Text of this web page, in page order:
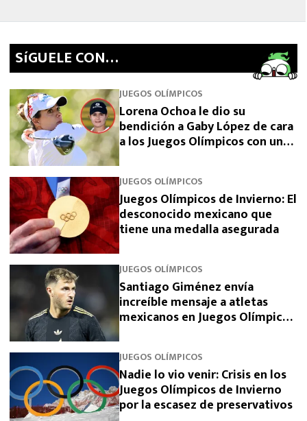
SíGUELE CON…
JUEGOS OLÍMPICOS
Lorena Ochoa le dio su
bendición a Gaby López de cara
a los Juegos Olímpicos con unas
JUEGOS OLÍMPICOS
Juegos Olímpicos de Invierno: El
desconocido mexicano que
tiene una medalla asegurada
JUEGOS OLÍMPICOS
Santiago Giménez envía
increíble mensaje a atletas
mexicanos en Juegos Olímpicos
JUEGOS OLÍMPICOS
Nadie lo vio venir: Crisis en los
Juegos Olímpicos de Invierno
por la escasez de preservativos